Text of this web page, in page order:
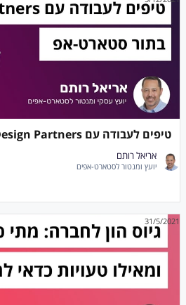
טיפים לעבודה עם Design Partners בתור סטארט-אפ
אריאל רותם
יועץ ומנטור לסטארט-אפים
31/5/2021